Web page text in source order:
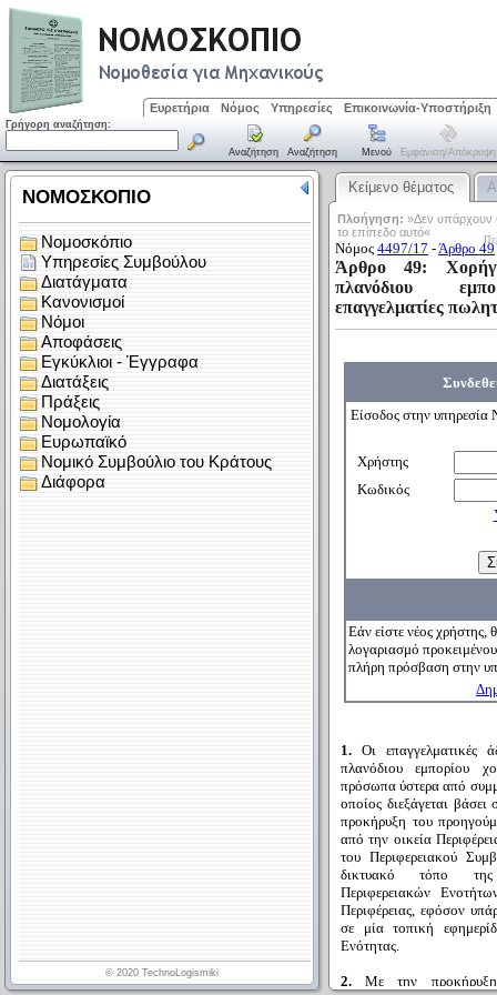
Ευρετήρια Νόμος Υπηρεσίες Επικοινωνία-Υποστήριξη
Γρήγορη αναζήτηση:
Αναζήτηση Αναζήτηση Μενού Εμφάνιση/απόκρυψη
Κείμενο θέματος